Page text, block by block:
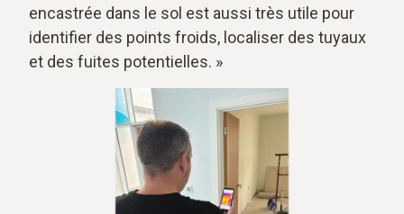
encastrée dans le sol est aussi très utile pour
identifier des points froids, localiser des tuyaux
et des fuites potentielles. »